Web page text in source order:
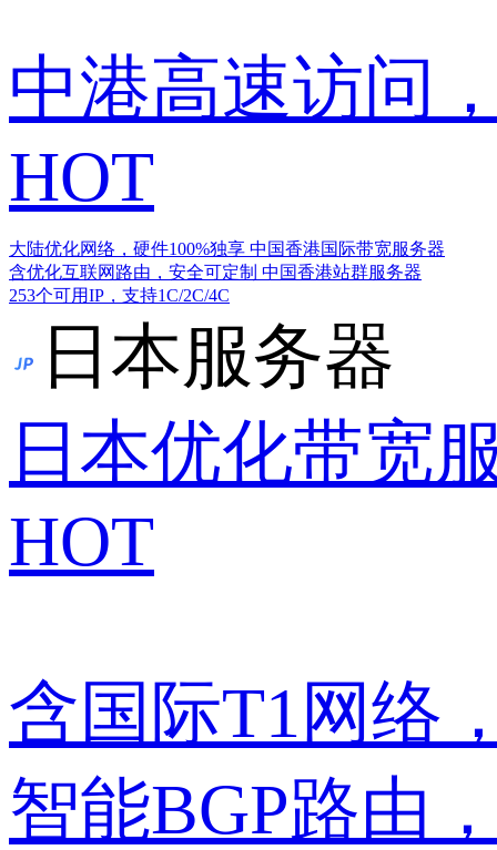
中港高速访问
HOT
大陆优化网络，硬件100%独享 中国香港国际带宽服务器
含优化互联网路由，安全可定制 中国香港站群服务器
253个可用IP，支持1C/2C/4C
日本服务器
日本优化带宽
HOT
含国际T1网络
智能BGP路由